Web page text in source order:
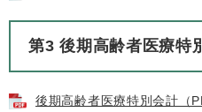
第3 後期高齢者医療特
後期高齢者医療特別会計（